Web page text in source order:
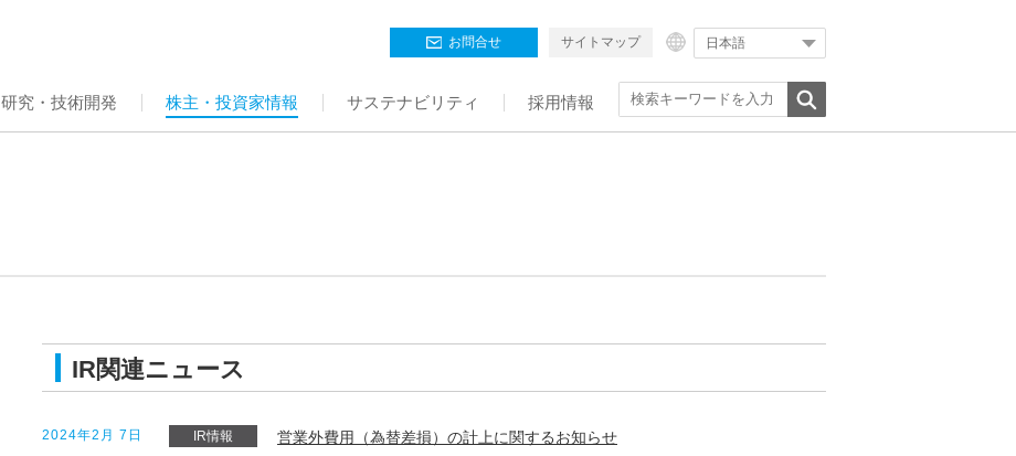
お問合せ サイトマップ 日本語
研究・技術開発 株主・投資家情報 サステナビリティ 採用情報
IR関連ニュース
2024年2月 7日 IR情報 営業外費用（為替差損）の計上に関するお知らせ